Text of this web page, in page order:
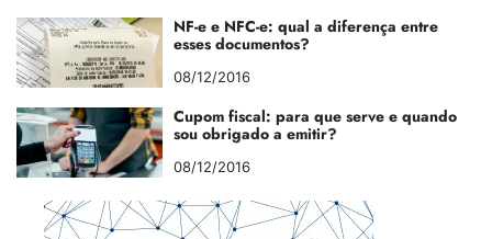
NF-e e NFC-e: qual a diferença entre
esses documentos?
08/12/2016
Cupom fiscal: para que serve e quando
sou obrigado a emitir?
08/12/2016